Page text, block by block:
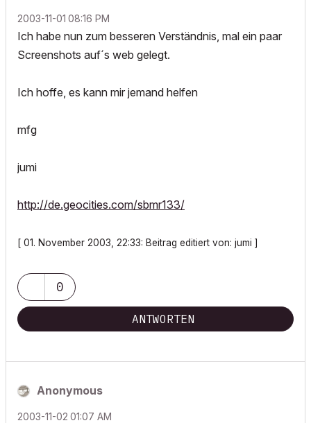
‎2003-11-01 08:16 PM
Ich habe nun zum besseren Verständnis, mal ein paar
Screenshots auf´s web gelegt.
Ich hoffe, es kann mir jemand helfen
mfg
jumi
http://de.geocities.com/sbmr133/
[ 01. November 2003, 22:33: Beitrag editiert von: jumi ]
0
ANTWORTEN
Anonymous
‎2003-11-02 01:07 AM